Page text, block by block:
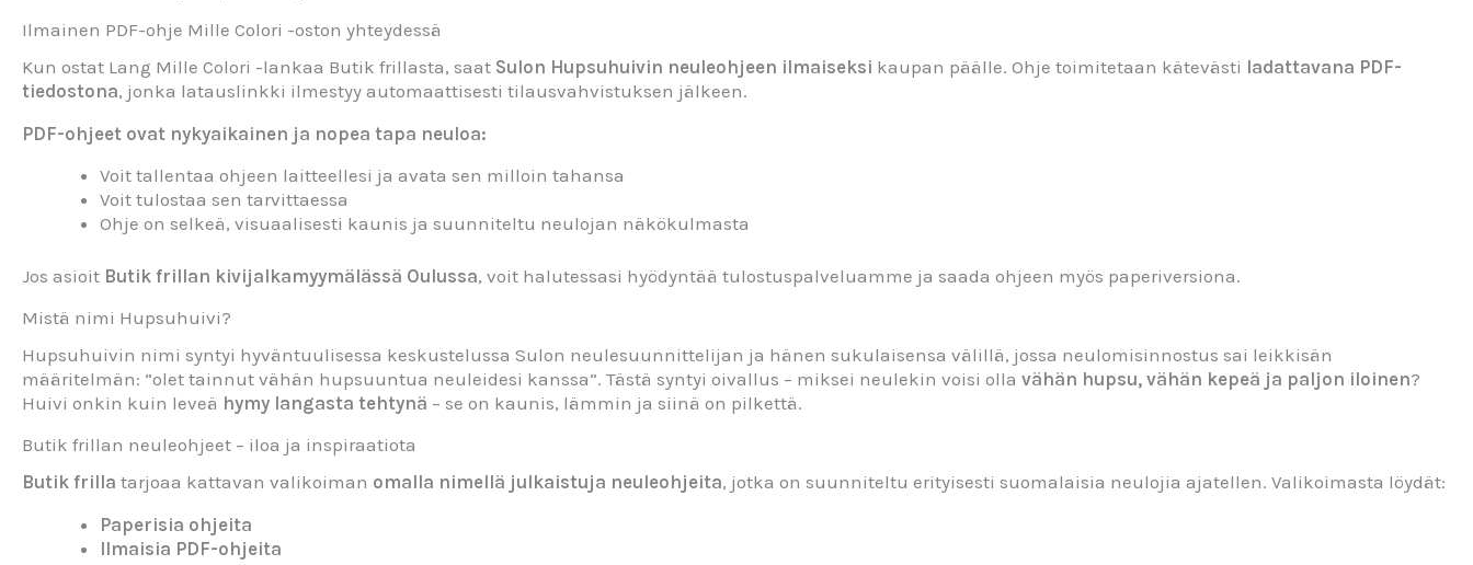
Ilmainen PDF-ohje Mille Colori -oston yhteydessä
Kun ostat Lang Mille Colori -lankaa Butik frillasta, saat Sulon Hupsuhuivin neuleohjeen ilmaiseksi kaupan päälle. Ohje toimitetaan kätevästi ladattavana PDF-
tiedostona, jonka latauslinkki ilmestyy automaattisesti tilausvahvistuksen jälkeen.
PDF-ohjeet ovat nykyaikainen ja nopea tapa neuloa:
Voit tallentaa ohjeen laitteellesi ja avata sen milloin tahansa
Voit tulostaa sen tarvittaessa
Ohje on selkeä, visuaalisesti kaunis ja suunniteltu neulojan näkökulmasta
Jos asioit Butik frillan kivijalkamyymälässä Oulussa, voit halutessasi hyödyntää tulostuspalveluamme ja saada ohjeen myös paperiversiona.
Mistä nimi Hupsuhuivi?
Hupsuhuivin nimi syntyi hyväntuulisessa keskustelussa Sulon neulesuunnittelijan ja hänen sukulaisensa välillä, jossa neulomisinnostus sai leikkisän
määritelmän: ”olet tainnut vähän hupsuuntua neuleidesi kanssa”. Tästä syntyi oivallus – miksei neulekin voisi olla vähän hupsu, vähän kepeä ja paljon iloinen?
Huivi onkin kuin leveä hymy langasta tehtynä – se on kaunis, lämmin ja siinä on pilkettä.
Butik frillan neuleohjeet – iloa ja inspiraatiota
Butik frilla tarjoaa kattavan valikoiman omalla nimellä julkaistuja neuleohjeita, jotka on suunniteltu erityisesti suomalaisia neulojia ajatellen. Valikoimasta löydät:
Paperisia ohjeita
Ilmaisia PDF-ohjeita